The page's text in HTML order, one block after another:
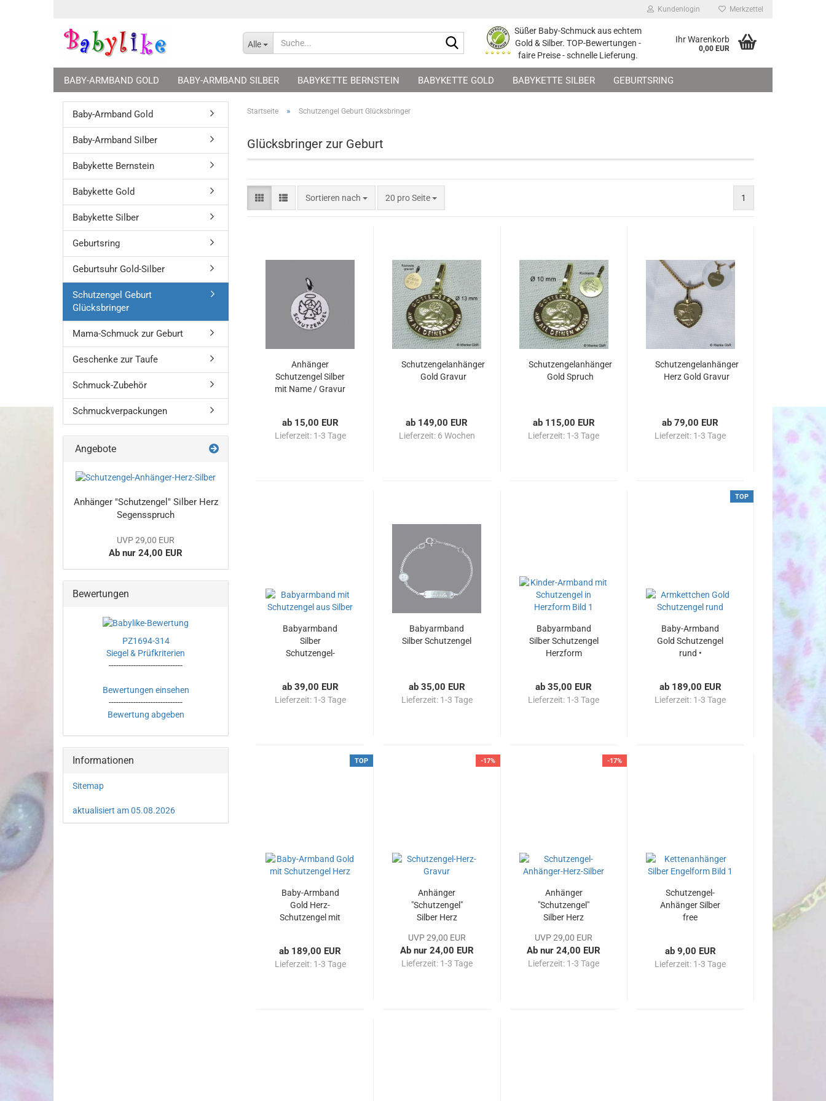
Kundenlogin Merkzettel
Alle
Suche...
Süßer Baby-Schmuck aus echtem
Gold & Silber. TOP-Bewertungen -
faire Preise - schnelle Lieferung.
Ihr Warenkorb
0,00 EUR
BABY-ARMBAND GOLD BABY-ARMBAND SILBER BABYKETTE BERNSTEIN BABYKETTE GOLD BABYKETTE SILBER GEBURTSRING
GEBURTSUHR GOLD-SILBER SCHUTZENGEL GEBURT GLÜCKSBRINGER
SCHMUCKVERPACKUNGEN
Startseite » Schutzengel Geburt Glücksbringer
Glücksbringer zur Geburt
Sortieren nach
Sortieren nach 20 pro Seite
pro Seite 1
Anhänger
Schutzengel Silber
mit Name / Gravur
ab 15,00 EUR
Lieferzeit: 1-3 Tage
Schutzengelanhänger
Gold Gravur
ab 149,00 EUR
Lieferzeit: 6 Wochen
Schutzengelanhänger
Gold Spruch
ab 115,00 EUR
Lieferzeit: 1-3 Tage
Schutzengelanhänger
Herz Gold Gravur
ab 79,00 EUR
Lieferzeit: 1-3 Tage
Babyarmband
Silber
Schutzengel-
ab 39,00 EUR
Lieferzeit: 1-3 Tage
Babyarmband
Silber Schutzengel
ab 35,00 EUR
Lieferzeit: 1-3 Tage
Babyarmband
Silber Schutzengel
Herzform
ab 35,00 EUR
Lieferzeit: 1-3 Tage
TOP
Baby-Armband
Gold Schutzengel
rund •
inkl. Gravur
ab 189,00 EUR
Lieferzeit: 1-3 Tage
TOP
Baby-Armband
Gold Herz-
Schutzengel mit
14 cm
ab 189,00 EUR
Lieferzeit: 1-3 Tage
-17%
Anhänger
"Schutzengel"
Silber Herz
UVP 29,00 EUR
Ab nur 24,00 EUR
Lieferzeit: 1-3 Tage
-17%
Anhänger
"Schutzengel"
Silber Herz
UVP 29,00 EUR
Ab nur 24,00 EUR
Lieferzeit: 1-3 Tage
Schutzengel-
Anhänger Silber
free
ab 9,00 EUR
Lieferzeit: 1-3 Tage
Baby-Armband Gold
Baby-Armband Silber
Babykette Bernstein
Babykette Gold
Babykette Silber
Geburtsring
Geburtsuhr Gold-Silber
Schutzengel Geburt
Glücksbringer
Mama-Schmuck zur Geburt
Geschenke zur Taufe
Schmuck-Zubehör
Schmuckverpackungen
Angebote
Anhänger "Schutzengel" Silber Herz
Segensspruch
UVP 29,00 EUR
Ab nur 24,00 EUR
Bewertungen
PZ1694-314
Siegel & Prüfkriterien
------------------------------
Bewertungen einsehen
------------------------------
Bewertung abgeben
Informationen
Sitemap
aktualisiert am 05.08.2026